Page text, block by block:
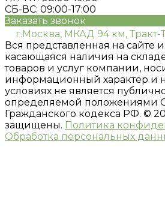
СБ-ВС: 09:00-17:00
Заказать звонок
г.Москва, МКАД 94 км, Тракт-
Вся представленная на сайте
касающаяся наличия на
товаров и услуг компании,
информационный характер и
условиях не является
определяемой положениями
Гражданского кодекса РФ. ©
защищены. Политика
Обработка персональных